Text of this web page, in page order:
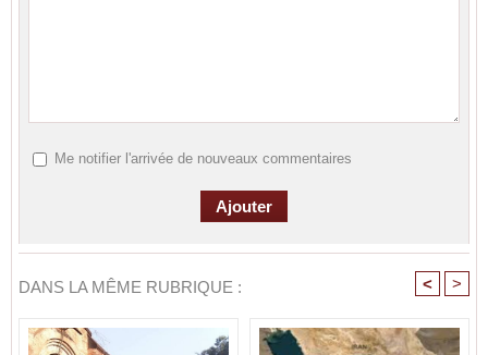
Me notifier l'arrivée de nouveaux commentaires
DANS LA MÊME RUBRIQUE : < >